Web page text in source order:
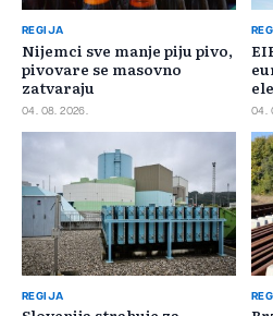
REGIJA
Nijemci sve manje piju pivo,
pivovare se masovno
zatvaraju
04. 08. 2026. 04.
REGIJA